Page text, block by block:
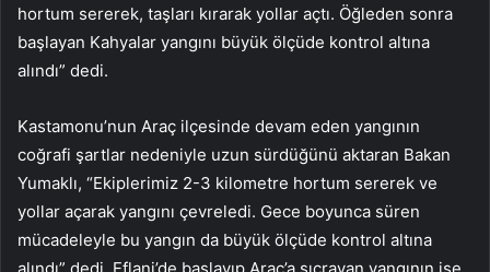
hortum sererek, taşları kırarak yollar açtı. Öğleden sonra
başlayan Kahyalar yangını büyük ölçüde kontrol altına
alındı” dedi.
Kastamonu’nun Araç ilçesinde devam eden yangının
coğrafi şartlar nedeniyle uzun sürdüğünü aktaran Bakan
Yumaklı, “Ekiplerimiz 2-3 kilometre hortum sererek ve
yollar açarak yangını çevreledi. Gece boyunca süren
mücadeleyle bu yangın da büyük ölçüde kontrol altına